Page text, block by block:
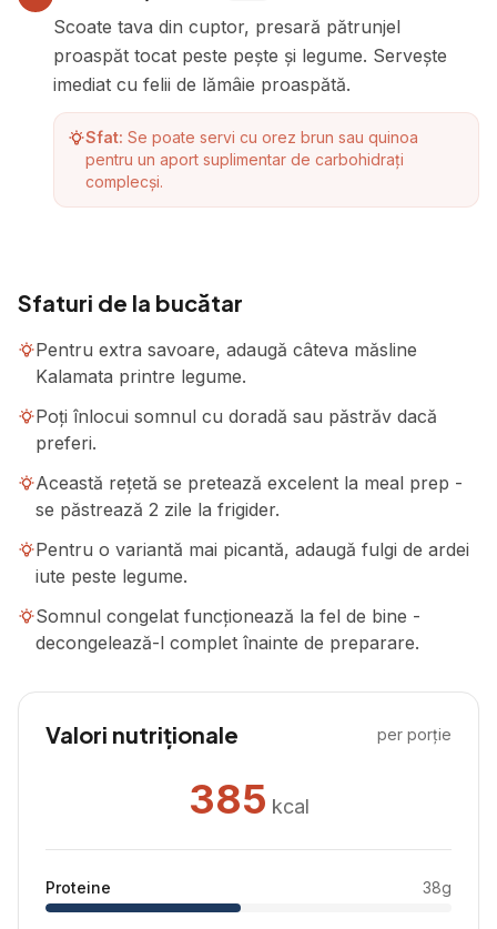
Scoate tava din cuptor, presară pătrunjel
proaspăt tocat peste pește și legume. Servește
imediat cu felii de lămâie proaspătă.
Sfat: Se poate servi cu orez brun sau quinoa
pentru un aport suplimentar de carbohidrați
complecși.
Sfaturi de la bucătar
Pentru extra savoare, adaugă câteva măsline
Kalamata printre legume.
Poți înlocui somnul cu doradă sau păstrăv dacă
preferi.
Această rețetă se pretează excelent la meal prep -
se păstrează 2 zile la frigider.
Pentru o variantă mai picantă, adaugă fulgi de ardei
iute peste legume.
Somnul congelat funcționează la fel de bine -
decongelează-l complet înainte de preparare.
Valori nutriționale per porție
385 kcal
Proteine 38g